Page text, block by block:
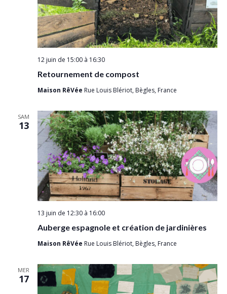
Retournement de compost
12 juin de 15:00à 16:30
Maison RêVée Rue Louis Blériot, Bègles, France
SAM
13
Auberge espagnole et création de jardinières
13 juin de 12:30à 16:00
Maison RêVée Rue Louis Blériot, Bègles, France
MER
17